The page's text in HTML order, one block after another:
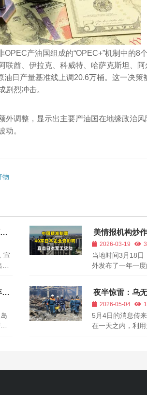
产油国组成的“OPEC+”机制中的8
酋、伊拉克、科威特、哈萨克斯坦、
日产量基准线上调20.6万桶。这一决策
剧烈冲击。
调整，显示出主要产油国在地缘政治
动。
物
宣
一
美情报机构炒
反驳，中方反制
2026-03-19
当地时间3月18日
外发布了一年一
门提及中日关系
言论引发中方反
中方大概率会推
将
夜半惊雷：乌
2026-05-04
5月4日的消息传
在一天之内，利
州、布良斯克州